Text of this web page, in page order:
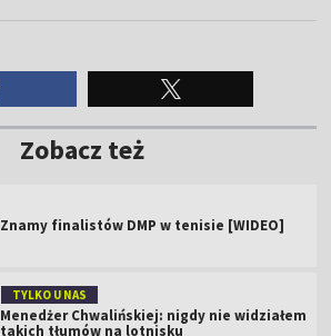
Zobacz też
Znamy finalistów DMP w tenisie [WIDEO]
TYLKO U NAS
Menedżer Chwalińskiej: nigdy nie widziałem
takich tłumów na lotnisku